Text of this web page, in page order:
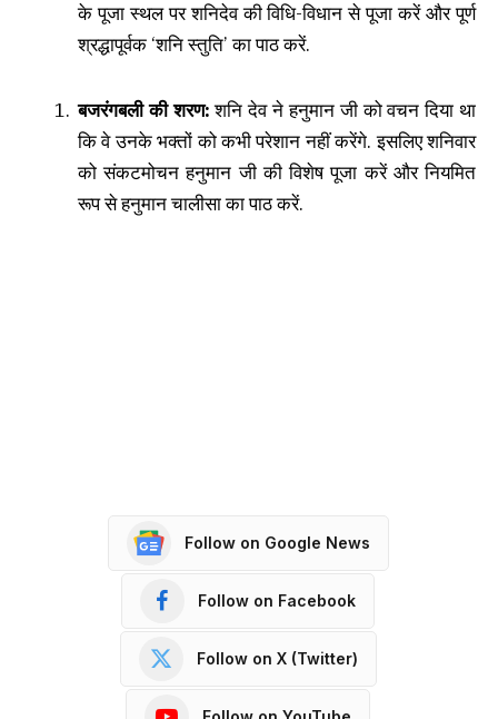
के पूजा स्थल पर शनिदेव की विधि-विधान से पूजा करें और पूर्ण
श्रद्धापूर्वक ‘शनि स्तुति’ का पाठ करें.
बजरंगबली की शरण:शनि देव ने हनुमान जी को वचन दिया था
कि वे उनके भक्तों को कभी परेशान नहीं करेंगे. इसलिए शनिवार
को संकटमोचन हनुमान जी की विशेष पूजा करें और नियमित
रूप से हनुमान चालीसा का पाठ करें.
Follow on Google News
Follow on Facebook
Follow on X (Twitter)